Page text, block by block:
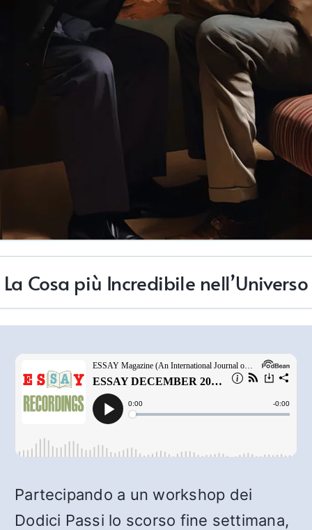
La Cosa più Incredibile nell’Universo
Partecipando a un workshop dei
Dodici Passi lo scorso fine settimana,